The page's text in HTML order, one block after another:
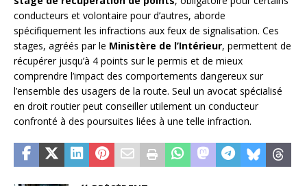
conducteurs et volontaire pour d’autres, aborde
spécifiquement les infractions aux feux de signalisation. Ces
stages, agréés par le Ministère de l’Intérieur, permettent de
récupérer jusqu’à 4 points sur le permis et de mieux
comprendre l’impact des comportements dangereux sur
l’ensemble des usagers de la route. Seul un avocat spécialisé
en droit routier peut conseiller utilement un conducteur
confronté à des poursuites liées à une telle infraction.